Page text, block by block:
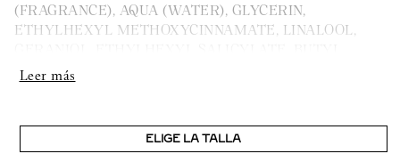
(FRAGRANCE), AQUA (WATER), GLYCERIN,
ETHYLHEXYL METHOXYCINNAMATE, LINALOOL,
METHOXYDIBENZOYLMETHANE, LIMONENE,
CROSSPOLYMER, CALCIUM ALUMINUM
BOROSILICATE, TROMETHAMINE, COUMARIN,
ELIGE LA TALLA